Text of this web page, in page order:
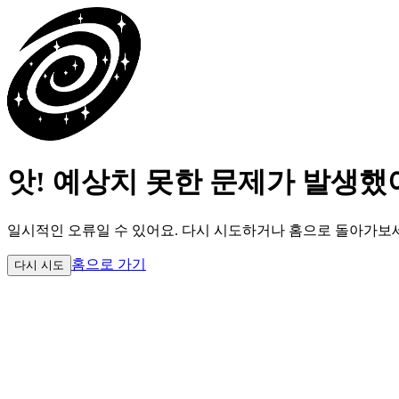
앗! 예상치 못한 문제가 발생했
일시적인 오류일 수 있어요. 다시 시도하거나 홈으로 돌아가보
다시 시도 홈으로 가기